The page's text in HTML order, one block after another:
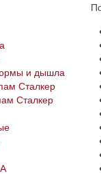
и дышла
Сталкер
Сталкер